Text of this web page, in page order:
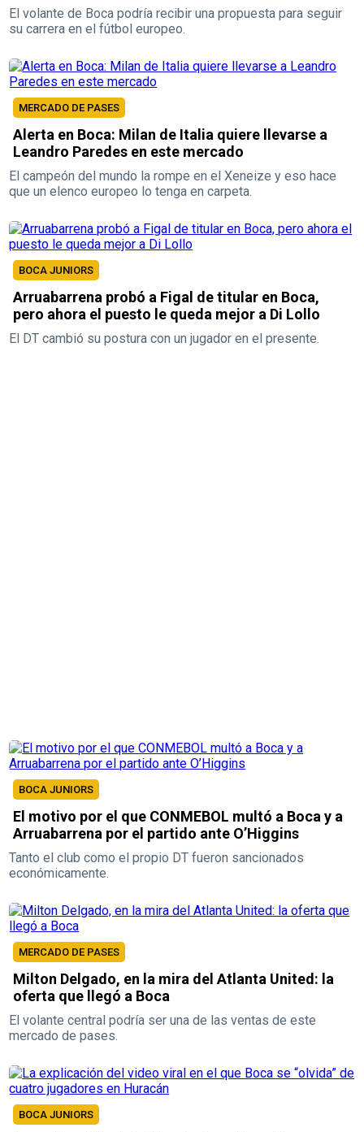
El volante de Boca podría recibir una propuesta para seguir
su carrera en el fútbol europeo.
MERCADO DE PASES
Alerta en Boca: Milan de Italia quiere llevarse a
Leandro Paredes en este mercado
El campeón del mundo la rompe en el Xeneize y eso hace
que un elenco europeo lo tenga en carpeta.
BOCA JUNIORS
Arruabarrena probó a Figal de titular en Boca,
pero ahora el puesto le queda mejor a Di Lollo
El DT cambió su postura con un jugador en el presente.
BOCA JUNIORS
El motivo por el que CONMEBOL multó a Boca y a
Arruabarrena por el partido ante O’Higgins
Tanto el club como el propio DT fueron sancionados
económicamente.
MERCADO DE PASES
Milton Delgado, en la mira del Atlanta United: la
oferta que llegó a Boca
El volante central podría ser una de las ventas de este
mercado de pases.
BOCA JUNIORS